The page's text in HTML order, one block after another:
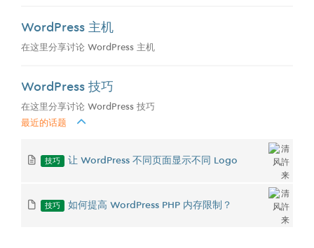
WordPress 主机
在这里分享讨论 WordPress 主机
WordPress 技巧
在这里分享讨论 WordPress 技巧
最近的话题
技巧 让 WordPress 不同页面显示不同 Logo
技巧 如何提高 WordPress PHP 内存限制？